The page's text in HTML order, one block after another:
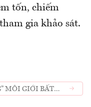
tốn, chiếm
gia khảo sát.
MÔI GIỚI BẤT
TĂNG